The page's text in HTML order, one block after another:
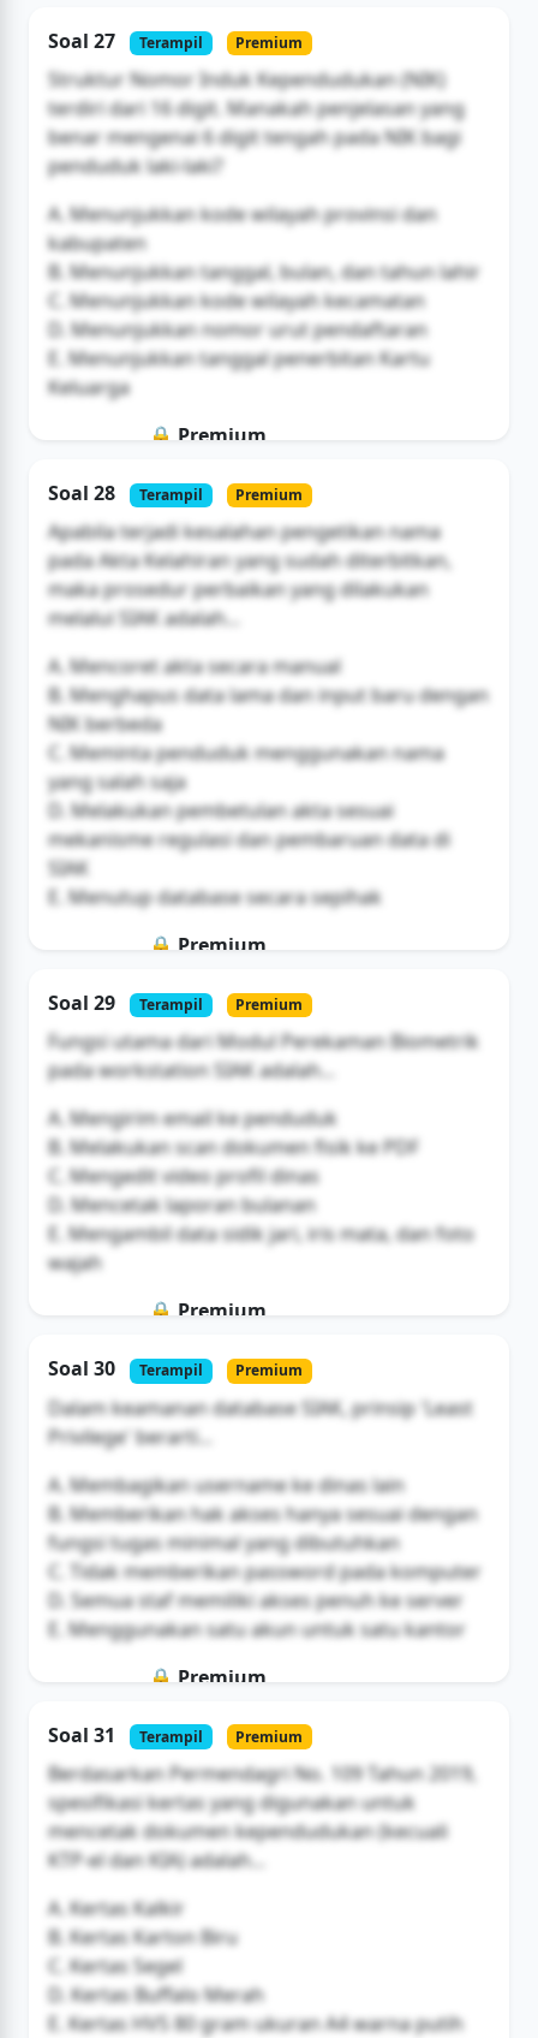
Buka Akses
Soal 27 Terampil Premium
Struktur Nomor Induk Kependudukan (NIK)
terdiri dari 16 digit. Manakah penjelasan yang
benar mengenai 6 digit tengah pada NIK bagi
penduduk laki-laki?
A. Menunjukkan kode wilayah provinsi dan
kabupaten
B. Menunjukkan tanggal, bulan, dan tahun lahir
C. Menunjukkan kode wilayah kecamatan
D. Menunjukkan nomor urut pendaftaran
E. Menunjukkan tanggal penerbitan Kartu
Keluarga
🔒 Premium
Buka Akses
Soal 28 Terampil Premium
Apabila terjadi kesalahan pengetikan nama
pada Akta Kelahiran yang sudah diterbitkan,
maka prosedur perbaikan yang dilakukan
melalui SIAK adalah...
A. Mencoret akta secara manual
B. Menghapus data lama dan input baru dengan
NIK berbeda
C. Meminta penduduk menggunakan nama
yang salah saja
D. Melakukan pembetulan akta sesuai
mekanisme regulasi dan pembaruan data di
SIAK
E. Menutup database secara sepihak
🔒 Premium
Buka Akses
Soal 29 Terampil Premium
Fungsi utama dari Modul Perekaman Biometrik
pada workstation SIAK adalah...
A. Mengirim email ke penduduk
B. Melakukan scan dokumen fisik ke PDF
C. Mengedit video profil dinas
D. Mencetak laporan bulanan
E. Mengambil data sidik jari, iris mata, dan foto
wajah
🔒 Premium
Buka Akses
Soal 30 Terampil Premium
Dalam keamanan database SIAK, prinsip 'Least
Privilege' berarti...
A. Membagikan username ke dinas lain
B. Memberikan hak akses hanya sesuai dengan
fungsi tugas minimal yang dibutuhkan
C. Tidak memberikan password pada komputer
D. Semua staf memiliki akses penuh ke server
E. Menggunakan satu akun untuk satu kantor
🔒 Premium
Buka Akses
Soal 31 Terampil Premium
Berdasarkan Permendagri No. 109 Tahun 2019,
spesifikasi kertas yang digunakan untuk
mencetak dokumen kependudukan (kecuali
KTP-el dan KIA) adalah...
A. Kertas Kalkir
B. Kertas Karton Biru
C. Kertas Segel
D. Kertas Buffalo Merah
E. Kertas HVS 80 gram ukuran A4 warna putih